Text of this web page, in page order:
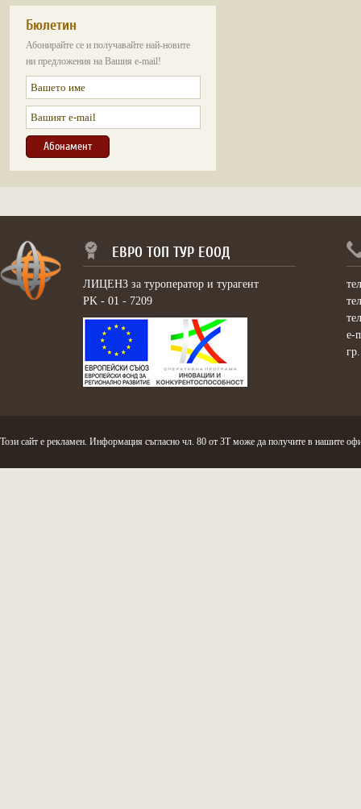
Бюлетин
Абонирайте се и получавайте най-новите
ни предложения на Вашия e-mail!
ЕВРО ТОП ТУР ЕООД
ЛИЦЕНЗ за туроператор и турагент
PK - 01 - 7209
e-
Този сайт е рекламен. Информация съгласно чл. 80 от ЗТ може да получите в нашите